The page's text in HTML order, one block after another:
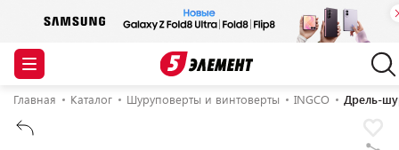
Главная Каталог Шуруповерты и винтоверты INGCO Дрель-